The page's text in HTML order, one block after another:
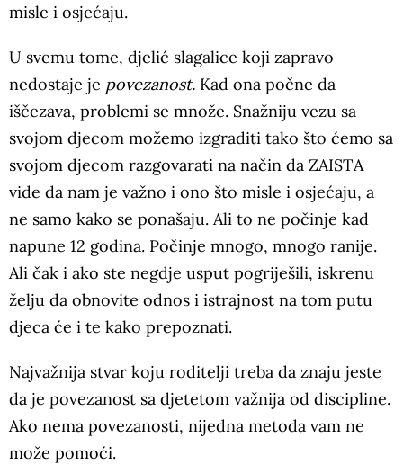
misle i osjećaju.
U svemu tome, djelić slagalice koji zapravo
nedostaje je povezanost. Kad ona počne da
iščezava, problemi se množe. Snažniju vezu sa
svojom djecom možemo izgraditi tako što ćemo sa
svojom djecom razgovarati na način da ZAISTA
vide da nam je važno i ono što misle i osjećaju, a
ne samo kako se ponašaju. Ali to ne počinje kad
napune 12 godina. Počinje mnogo, mnogo ranije.
Ali čak i ako ste negdje usput pogriješili, iskrenu
želju da obnovite odnos i istrajnost na tom putu
djeca će i te kako prepoznati.
Najvažnija stvar koju roditelji treba da znaju jeste
da je povezanost sa djetetom važnija od discipline.
Ako nema povezanosti, nijedna metoda vam ne
može pomoći.